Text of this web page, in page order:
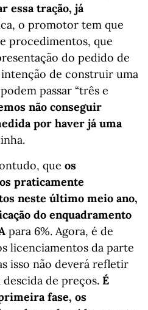
essa tração, já
o promotor tem que
procedimentos, que
do pedido de
de construir uma
passar “três e
não conseguir
por haver já uma
que os
praticamente
neste último meio ano,
do enquadramento
para 6%. Agora, é de
licenciamentos da parte
isso não deverá refletir
de preços. É
fase, os